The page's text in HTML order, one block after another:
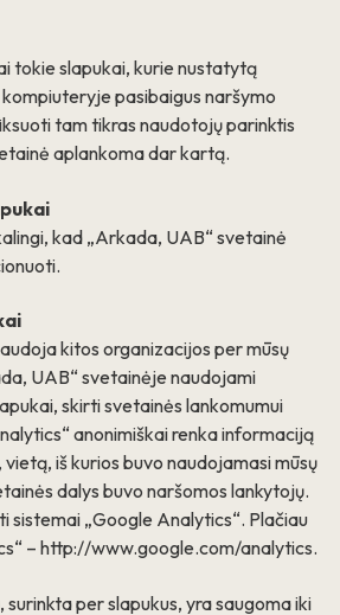
tokie slapukai, kurie nustatytą
pasibaigus naršymo
tam tikras naudotojų parinktis
aplankoma dar kartą.
kad „Arkada, UAB“ svetainė
kitos organizacijos per mūsų
UAB“ svetainėje naudojami
skirti svetainės lankomumui
anonimiškai renka informaciją
iš kurios buvo naudojamasi mūsų
dalys buvo naršomos lankytojų.
sistemai „Google Analytics“. Plačiau
– http://www.google.com/analytics.
per slapukus, yra saugoma iki